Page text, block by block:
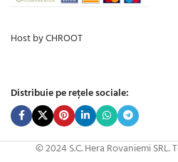
Host by CHROOT
Distribuie pe rețele sociale:
© 2024 S.C. Hera Rovaniemi